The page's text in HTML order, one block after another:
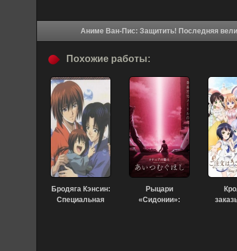
Похожие работы:
Бродяга Кэнсин:
Специальная
Рыцари
«Сидонии»: